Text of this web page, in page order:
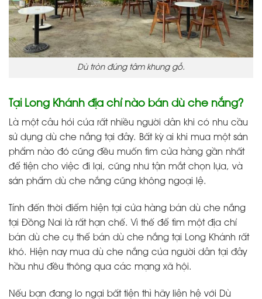
Dù tròn đúng tâm khung gỗ.
Tại Long Khánh địa chỉ nào bán dù che nắng?
Là một câu hỏi của rất nhiều người dân khi có nhu cầu
sử dụng dù che nắng tại đây. Bất kỳ ai khi mua một sản
phẩm nào đó cũng đều muốn tìm cửa hàng gần nhất
để tiện cho việc đi lại, cũng như tận mắt chọn lựa, và
sản phẩm dù che nắng cũng không ngoại lệ.
Tính đến thời điểm hiện tại cửa hàng bán dù che nắng
tại Đồng Nai là rất hạn chế. Vì thế để tìm một địa chỉ
bán dù che cụ thể bán dù che nắng tại Long Khánh rất
khó. Hiện nay mua dù che nắng của người dân tại đây
hầu như đều thông qua các mạng xã hội.
Nếu bạn đang lo ngại bất tiện thì hãy liên hệ với Dù